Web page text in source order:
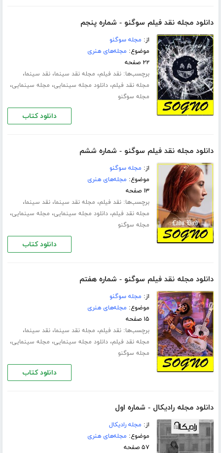
دانلود مجله نقد فیلم سوگنو - شماره پنجم
از: مجله سوگنو
موضوع: مجله‌های هنری
۲۲ صفحه
برچسب‌ها:نقد فیلم، مجله نقد سینما،نقد سینما،
مجله نقد فیلم،دانلود مجله سینمایی، مجله سینمایی،
مجله سوگنو
دانلود کتاب
دانلود مجله نقد فیلم سوگنو - شماره ششم
از: مجله سوگنو
موضوع: مجله‌های هنری
۱۳ صفحه
برچسب‌ها:نقد فیلم، مجله نقد سینما،نقد سینما،
مجله نقد فیلم،دانلود مجله سینمایی، مجله سینمایی،
مجله سوگنو
دانلود کتاب
دانلود مجله نقد فیلم سوگنو - شماره هفتم
از: مجله سوگنو
موضوع: مجله‌های هنری
۱۵ صفحه
برچسب‌ها:نقد فیلم، مجله نقد سینما،نقد سینما،
مجله نقد فیلم،دانلود مجله سینمایی، مجله سینمایی،
مجله سوگنو
دانلود کتاب
دانلود مجله رادیکال - شماره اول
از: مجله رادیکال
موضوع: مجله‌های هنری
۵۷ صفحه